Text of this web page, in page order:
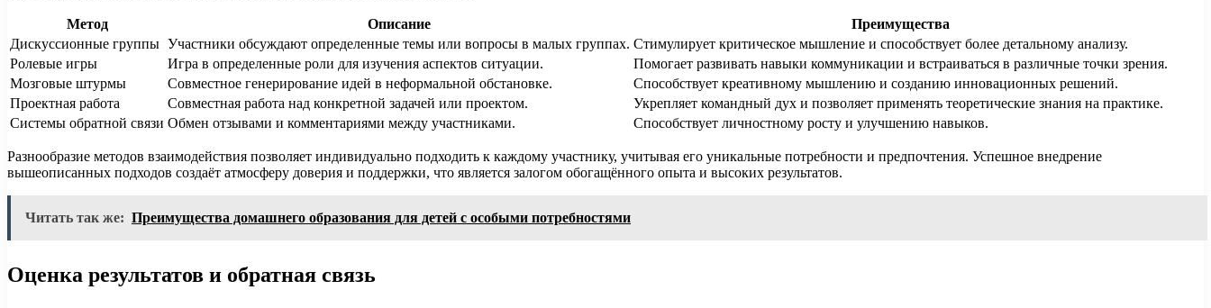
Метод Описание
Преимущества
Дискуссионные группы Участники обсуждают определенные темы или вопросы в малых группах. Стимулирует критическое мышление и способствует более детальному анализу.
Ролевые игры
Игра в определенные роли для изучения аспектов ситуации.
Помогает развивать навыки коммуникации и встраиваться в различные точки зрения.
Мозговые штурмы
Совместное генерирование идей в неформальной обстановке.
Способствует креативному мышлению и созданию инновационных решений.
Проектная работа
Совместная работа над конкретной задачей или проектом.
Укрепляет командный дух и позволяет применять теоретические знания на практике.
Системы обратной связи Обмен отзывами и комментариями между участниками. Способствует личностному росту и улучшению навыков.
Разнообразие методов взаимодействия позволяет индивидуально подходить к каждому участнику, учитывая его уникальные потребности и предпочтения. Успешное внедрение
вышеописанных подходов создаёт атмосферу доверия и поддержки, что является залогом обогащённого опыта и высоких результатов.
Читать так же: Преимущества домашнего образования для детей с особыми потребностями
Оценка результатов и обратная связь